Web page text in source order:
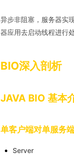
异步非阻塞，服务器实
器应用去启动线程进行
BIO深入剖析
JAVA BIO 基本
单客户端对单服务
Server